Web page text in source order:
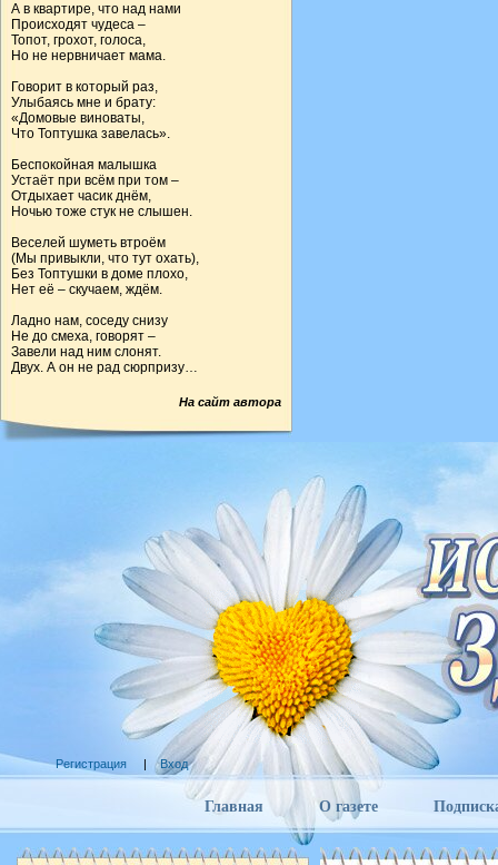
А в квартире, что над нами
Происходят чудеса –
Топот, грохот, голоса,
Но не нервничает мама.
Говорит в который раз,
Улыбаясь мне и брату:
«Домовые виноваты,
Что Топтушка завелась».
Беспокойная малышка
Устаёт при всём при том –
Отдыхает часик днём,
Ночью тоже стук не слышен.
Веселей шуметь втроём
(Мы привыкли, что тут охать),
Без Топтушки в доме плохо,
Нет её – скучаем, ждём.
Ладно нам, соседу снизу
Не до смеха, говорят –
Завели над ним слонят.
Двух. А он не рад сюрпризу…
На сайт автора
Регистрация |Вход
Главная О газете